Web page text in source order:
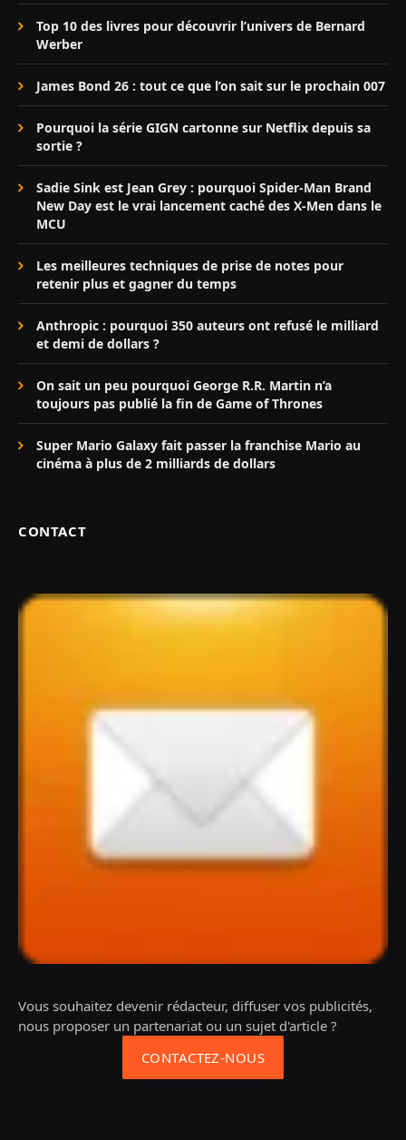
Top 10 des livres pour découvrir l’univers de Bernard
Werber
James Bond 26 : tout ce que l’on sait sur le prochain 007
Pourquoi la série GIGN cartonne sur Netflix depuis sa
sortie ?
Sadie Sink est Jean Grey : pourquoi Spider-Man Brand
New Day est le vrai lancement caché des X-Men dans le
MCU
Les meilleures techniques de prise de notes pour
retenir plus et gagner du temps
Anthropic : pourquoi 350 auteurs ont refusé le milliard
et demi de dollars ?
On sait un peu pourquoi George R.R. Martin n’a
toujours pas publié la fin de Game of Thrones
Super Mario Galaxy fait passer la franchise Mario au
cinéma à plus de 2 milliards de dollars
CONTACT
Vous souhaitez devenir rédacteur, diffuser vos publicités,
nous proposer un partenariat ou un sujet d'article ?
CONTACTEZ-NOUS